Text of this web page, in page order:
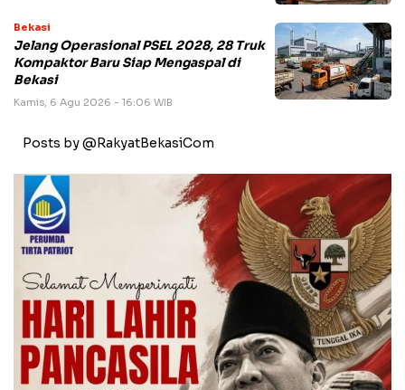
Bekasi
Jelang Operasional PSEL 2028, 28 Truk
Kompaktor Baru Siap Mengaspal di
Bekasi
Kamis, 6 Agu 2026 - 16:06 WIB
Posts by @RakyatBekasiCom